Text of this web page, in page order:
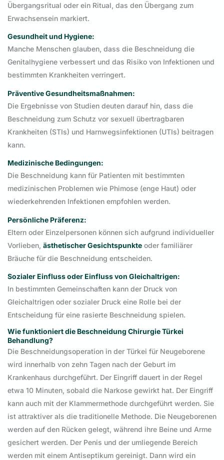
Übergangsritual oder ein Ritual, das den Übergang zum
Erwachsensein markiert.
Gesundheit und Hygiene:
Manche Menschen glauben, dass die Beschneidung die
Genitalhygiene verbessert und das Risiko von Infektionen und
bestimmten Krankheiten verringert.
Präventive Gesundheitsmaßnahmen:
Die Ergebnisse von Studien deuten darauf hin, dass die
Beschneidung zum Schutz vor sexuell übertragbaren
Krankheiten (STIs) und Harnwegsinfektionen (UTIs) beitragen
kann.
Medizinische Bedingungen:
Die Beschneidung kann für Patienten mit bestimmten
medizinischen Problemen wie Phimose (enge Haut) oder
wiederkehrenden Infektionen empfohlen werden.
Persönliche Präferenz:
Eltern oder Einzelpersonen können sich aufgrund individueller
Vorlieben, ästhetischer Gesichtspunkte oder familiärer
Bräuche für die Beschneidung entscheiden.
Sozialer Einfluss oder Einfluss von Gleichaltrigen:
In bestimmten Gemeinschaften kann der Druck von
Gleichaltrigen oder sozialer Druck eine Rolle bei der
Entscheidung für eine rasierte Beschneidung spielen.
Wie funktioniert die Beschneidung Chirurgie Türkei
Behandlung?
Die Beschneidungsoperation in der Türkei für Neugeborene
wird innerhalb von zehn Tagen nach der Geburt im
Krankenhaus durchgeführt. Der Eingriff dauert in der Regel
etwa 10 Minuten, sobald die Narkose gewirkt hat. Der Eingriff
kann auch mit der Klammermethode durchgeführt werden. Sie
ist attraktiver als die traditionelle Methode. Die Neugeborenen
werden auf den Rücken gelegt, während ihre Beine und Arme
gesichert werden. Der Penis und der umliegende Bereich
werden mit einem Antiseptikum gereinigt. Dann wird ein